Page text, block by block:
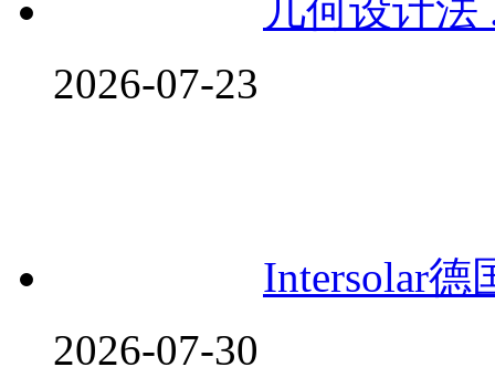
几何设计
2026-07-23
Intersolar德
2026-07-30